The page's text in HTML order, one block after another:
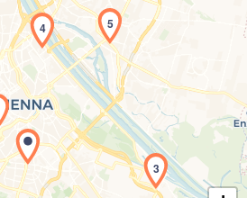
Laden der Karte...
3
4 5